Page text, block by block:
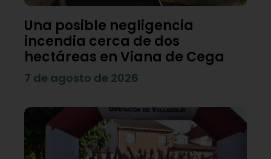
Una posible negligencia
incendia cerca de dos
hectáreas en Viana de Cega
7 de agosto de 2026